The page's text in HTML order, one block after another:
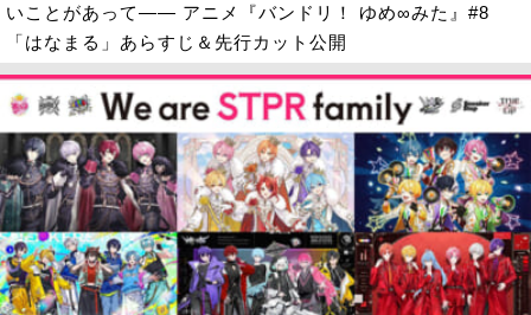
いことがあって―― アニメ『バンドリ！ ゆめ∞みた』#8
「はなまる」あらすじ＆先行カット公開